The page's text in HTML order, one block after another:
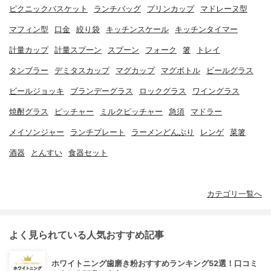
ピクニックバスケット ランチバッグ プリンカップ マドレーヌ型
マフィン型 口金 絞り袋 キッチンスケール キッチンタイマー
計量カップ 計量スプーン スプーン フォーク 箸 トレイ
タンブラー デミタスカップ マグカップ マグボトル ビールグラス
ビールジョッキ ブランデーグラス ロックグラス ワイングラス
焼酎グラス ピッチャー ミルクピッチャー 急須 マドラー
メイソンジャー ランチプレート ラーメンどんぶり レンゲ 菜箸
酒器 とんすい 食器セット
カテゴリ一覧へ
よく見られている人気おすすめ記事
ホワイトニング歯磨き粉おすすめランキング52選！口コミ